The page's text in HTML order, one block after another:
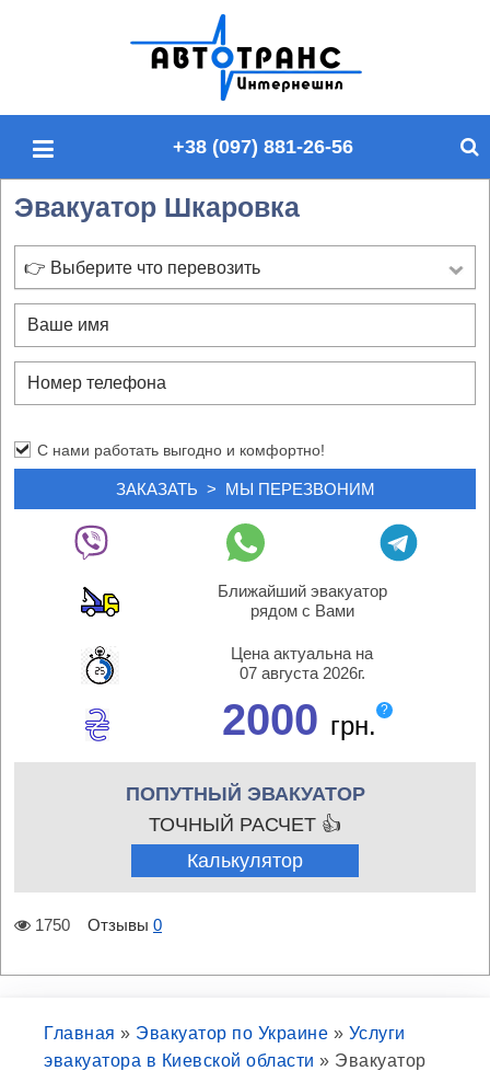
п
й
у
+38 (097) 881-26-56
Эвакуатор Шкаровка
👉 Выберите что перевозить
С нами работать выгодно и комфортно!
Ближайший эвакуатор
рядом с Вами
Цена актуальна на
07 августа 2026г.
2000 грн.
?
ПОПУТНЫЙ ЭВАКУАТОР
ТОЧНЫЙ РАСЧЕТ 👍
Калькулятор
1750 Отзывы 0
Главная » Эвакуатор по Украине » Услуги
эвакуатора в Киевской области » Эвакуатор